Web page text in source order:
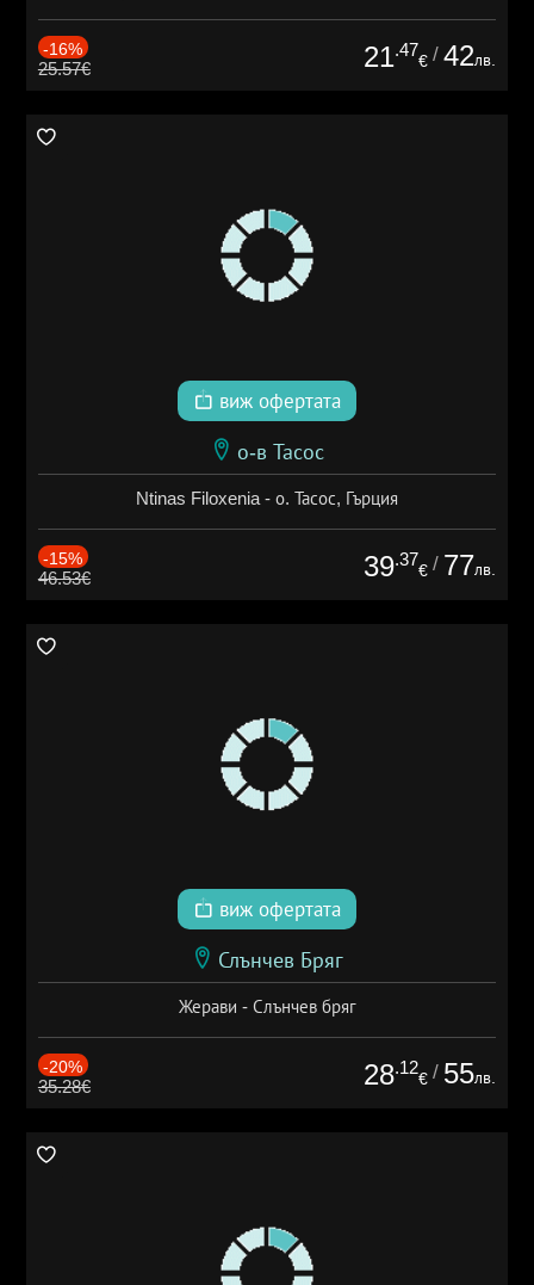
-16%
25.57€ 21.47
€ / 42лв.
виж офертата
о-в Тасос
Ntinas Filoxenia - о. Тасос, Гърция
-15%
46.53€ 39.37
€ / 77лв.
виж офертата
Слънчев Бряг
Жерави - Слънчев бряг
-20%
35.28€ 28.12
€ / 55лв.